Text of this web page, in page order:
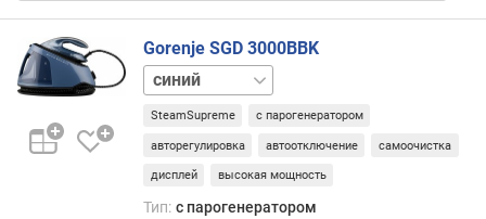
д
л
и
а
п
Gorenje SGD 3000BBK
черный
SteamSupreme с парогенератором
авторегулировка автоотключение самоочистка
дисплей высокая мощность
Тип: с парогенератором